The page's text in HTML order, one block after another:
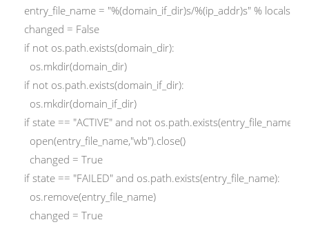
  entry_file_name = "%(domain_if_dir)s/%(ip_addr)s" % locals()
  changed = False
  if not os.path.exists(domain_dir):
    os.mkdir(domain_dir)
  if not os.path.exists(domain_if_dir):
    os.mkdir(domain_if_dir)
  if state == "ACTIVE" and not os.path.exists(entry_file_name):
    open(entry_file_name,"wb").close()
    changed = True
  if state == "FAILED" and os.path.exists(entry_file_name):
    os.remove(entry_file_name)
    changed = True